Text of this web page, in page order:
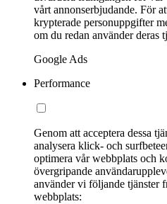
vårt annonserbjudande. För
krypterade personuppgifter
om du redan använder deras
Google Ads
Performance
Genom att acceptera dessa
analysera klick- och
optimera vår webbplats och
övergripande
använder vi följande tjänster
webbplats: